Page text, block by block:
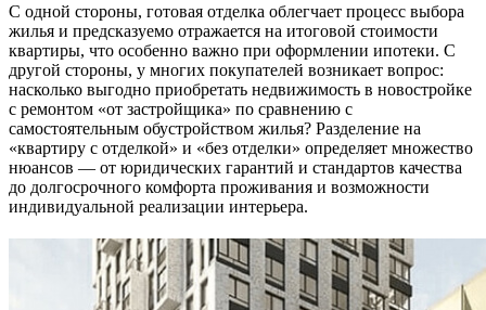
С одной стороны, готовая отделка облегчает процесс выбора
жилья и предсказуемо отражается на итоговой стоимости
квартиры, что особенно важно при оформлении ипотеки. С
другой стороны, у многих покупателей возникает вопрос:
насколько выгодно приобретать недвижимость в новостройке
с ремонтом «от застройщика» по сравнению с
самостоятельным обустройством жилья? Разделение на
«квартиру с отделкой» и «без отделки» определяет множество
нюансов — от юридических гарантий и стандартов качества
до долгосрочного комфорта проживания и возможности
индивидуальной реализации интерьера.